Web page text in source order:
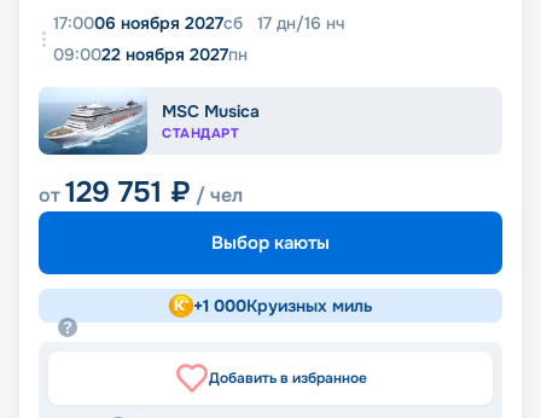
17:0006 ноября 2027сб 17 дн/16 нч
09:0022 ноября 2027пн
MSC Musica
СТАНДАРТ
от129 751 ₽ / чел
Выбор каюты
+1 000Круизных миль
Добавить в избранное